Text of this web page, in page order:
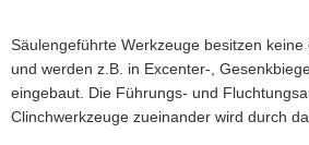
Säulengeführte Werkzeuge besitzen keine
und werden z.B. in Excenter-,
eingebaut. Die Führungs- und
Clinchwerkzeuge zueinander wird durch